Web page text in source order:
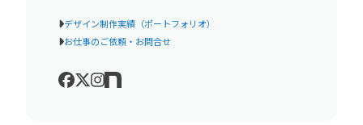
デザイン制作実績（ポートフォリオ）
お仕事のご依頼・お問合せ